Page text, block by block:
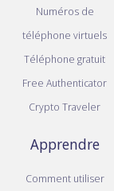
Numéros de
téléphone virtuels
Téléphone gratuit
Free Authenticator
Crypto Traveler
Apprendre
Comment utiliser